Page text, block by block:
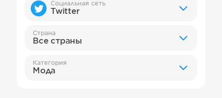
Социальная сеть
Twitter
Страна
Все страны
Категория
Мода